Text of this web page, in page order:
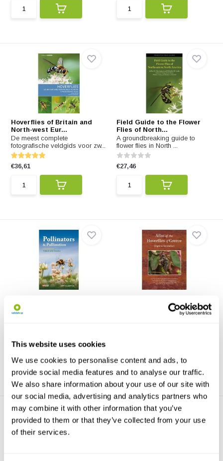
This website uses cookies
We use cookies to personalise content and ads, to
provide social media features and to analyse our traffic.
We also share information about your use of our site with
our social media, advertising and analytics partners who
may combine it with other information that you’ve
provided to them or that they’ve collected from your use
of their services.
Hoverflies of Britain and
North-west Eur...
De meest complete
fotografische veldgids voor zw...
€36,61
Field Guide to the Flower
Flies of North...
A groundbreaking guide to
flower flies in North ...
€27,46
Pollinators & Pollination offers a
comprehensive...
€31,73
The Atlas of the Hoverflies of